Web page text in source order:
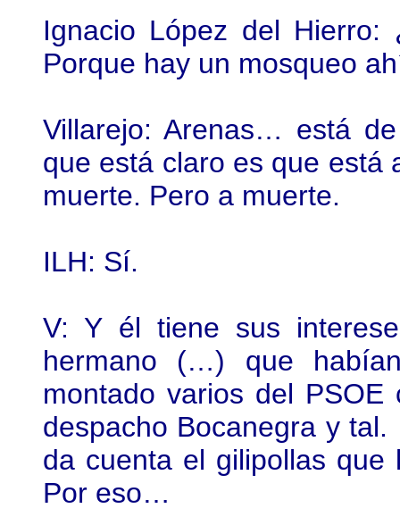
Ignacio López del Hierro:
Porque hay un mosqueo
Villarejo: Arenas… está
que está claro es que está
muerte. Pero a muerte.
ILH: Sí.
V: Y él tiene sus
hermano (…) que
montado varios del
despacho Bocanegra y
da cuenta el gilipollas
Por eso…